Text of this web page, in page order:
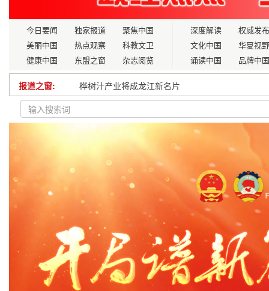
今日要闻 独家报道
聚焦中国
美丽中国
热点观察
科教文卫
健康中国
东盟之窗 杂志阅览
深度解读
权威发布
文化中国
华夏视野
诵读中国
品牌中国
报道之窗:
桦树汁产业将成龙江新名片
换位跑一次，跑出审计“加速度”
一根羽毛“买全球卖全球”
《呼叫81192：“海空卫士”王伟的飞行梦和家国情
川渝双向奔赴再提速 共同唱好新时代西部“双城记”
中共三饶镇委党校探索“三聚焦”教学模式，为“两委
黑龙江省12345热线接入DeepSeek
中国智能家居产品，在海外实力“圈粉”！
东营市政协召开提案办理工作会议